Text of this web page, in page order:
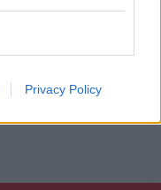
Privacy Policy